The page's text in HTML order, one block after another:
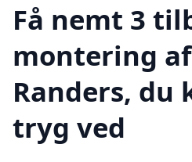
Få nemt 3
montering
Randers, du
tryg ved